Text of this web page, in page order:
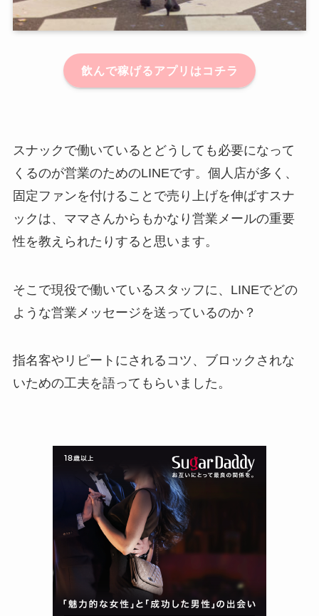
飲んで稼げるアプリはコチラ
スナックで働いているとどうしても必要になって
くるのが営業のためのLINEです。個人店が多く、
固定ファンを付けることで売り上げを伸ばすスナ
ックは、ママさんからもかなり営業メールの重要
性を教えられたりすると思います。
そこで現役で働いているスタッフに、LINEでどの
ような営業メッセージを送っているのか？
指名客やリピートにされるコツ、ブロックされな
いための工夫を語ってもらいました。